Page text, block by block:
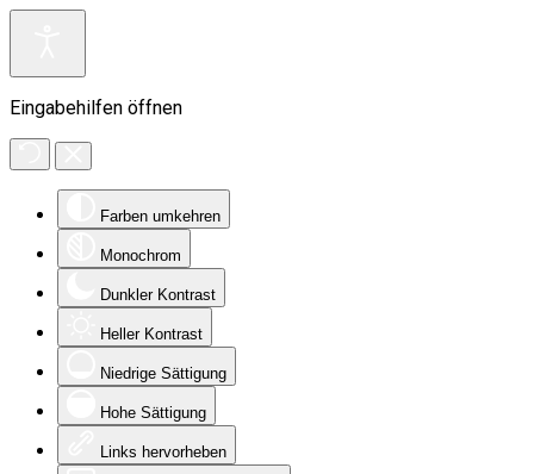
Eingabehilfen öffnen
Farben umkehren
Monochrom
Dunkler Kontrast
Heller Kontrast
Niedrige Sättigung
Hohe Sättigung
Links hervorheben